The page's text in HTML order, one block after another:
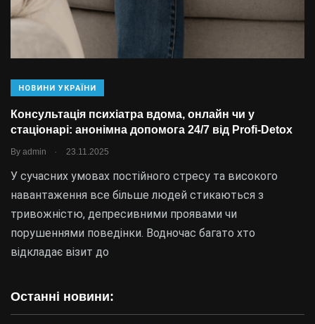
НОВИНИ УКРАЇНИ
Консультація психіатра вдома, онлайн чи у
стаціонарі: анонімна допомога 24/7 від Profi-Detox
By admin . 23.11.2025
У сучасних умовах постійного стресу та високого
навантаження все більше людей стикаються з
тривожністю, депресивними проявами чи
порушеннями поведінки. Водночас багато хто
відкладає візит до
Останні новини: